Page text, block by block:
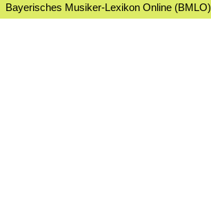
Bayerisches Musiker-Lexikon Online (BMLO)